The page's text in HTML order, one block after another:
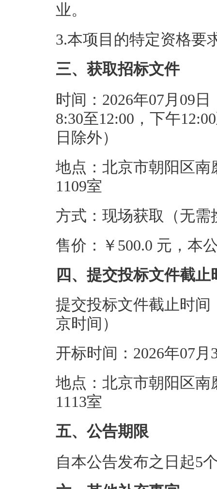
业。
3.本项目的特定资格要
三、获取招标文件
时间：2026年07月09
8:30至12:00，下午
日除外）
地点：北京市朝阳区南
1109室
方式：现场获取（无需
售价：￥500.0 元，本
四、提交投标文件截
提交投标文件截止时间
京时间）
开标时间：2026年07
地点：北京市朝阳区南
1113室
五、公告期限
自本公告发布之日起5